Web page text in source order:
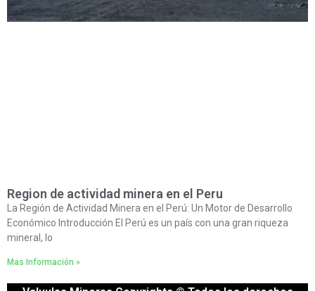
Region de actividad minera en el Peru
La Región de Actividad Minera en el Perú: Un Motor de Desarrollo
Económico Introducción El Perú es un país con una gran riqueza
mineral, lo
Mas Información »